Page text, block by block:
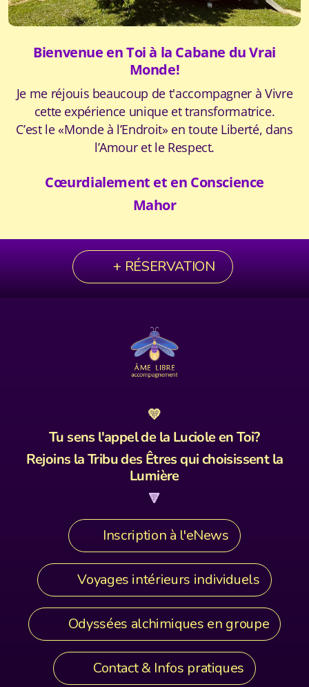
Bienvenue en Toi à la Cabane du Vrai
Monde!
Je me réjouis beaucoup de t'accompagner à Vivre
cette expérience unique et transformatrice.​
C’est le «Monde à l’Endroit» en toute Liberté, dans
l’Amour et le Respect.
Cœurdialement et en Conscience
Mahor
+ RÉSERVATION
💛
Tu sens l'appel de la Luciole en Toi?
Rejoins la Tribu des Êtres qui choisissent la
Lumière
🔻
Inscription à l'eNews
Voyages intérieurs individuels
Odyssées alchimiques en groupe
Contact & Infos pratiques